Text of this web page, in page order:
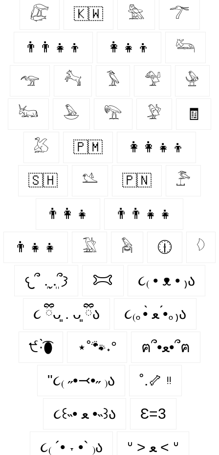
𓅻 🇰🇼 𓅗 𓆀
👨‍👨‍👧‍👦 👩‍👧‍👦 𓃛
𓅠 𓃚 𓅣 𓅵 𓅈
𓃜 𓅅 𓅟 𓅶 🧾
𓅷 🇵🇲 👩‍👩‍👧‍👦
🇸🇭 𓅎 🇵🇳 𓅤
👨‍👩‍👧 👨‍👨‍👧‍👧
👨‍👧‍👧 𓅁 𓅉 🕧 𓆠
𐔌՞ ܸ.ˬ.ܸ՞𐦯 𐂯 ૮₍ • ᴥ • ₎ა
૮ ྀིᴗ͈ . ᴗ͈ ྀིა ૮₍｡•̀ ﻌ •́｡₎ა
੯·̀͡⬮ ⋆˚🐾˖° ฅ՞•ﻌ•՞ฅ
"૮₍ ˶•⤙•˶ ₎ა ˚.🦴 ᵎᵎ
૮꒰˵• ﻌ •˵꒱ა Ɛ=3
૮₍ ´• ˕ •` ₎ა ᐡ > ﻌ < ᐡ